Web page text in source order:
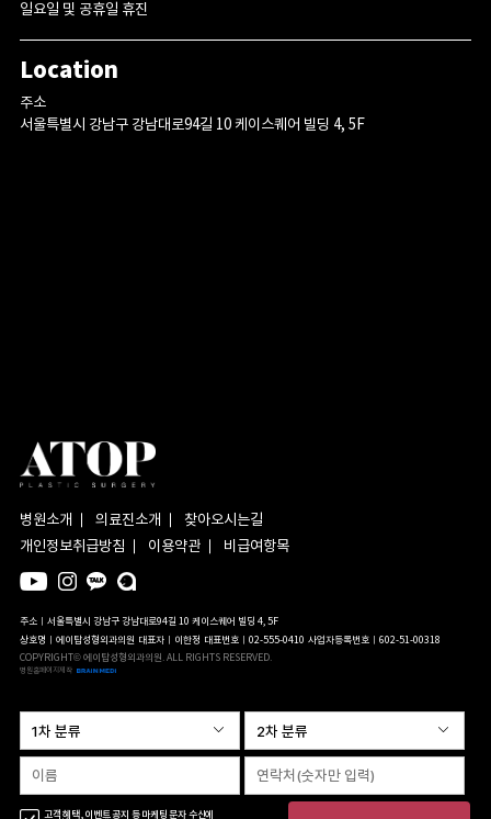
고객 혜택, 이벤트 공지 등 마케팅 문자 수신에
일요일 및 공휴일 휴진
Location
주소
서울특별시 강남구 강남대로94길 10 케이스퀘어 빌딩 4, 5F
병원소개 의료진소개
찾아오시는길
개인정보취급방침
이용약관 비급여항목
주소ㅣ서울특별시 강남구 강남대로94길 10 케이스퀘어 빌딩 4, 5F
상호명ㅣ에이탑성형외과의원 대표자ㅣ이한정 대표번호ㅣ02-555-0410 사업자등록번호ㅣ602-51-00318
COPYRIGHT© 에이탑성형외과의원. ALL RIGHTS RESERVED.
병원홈페이지제작